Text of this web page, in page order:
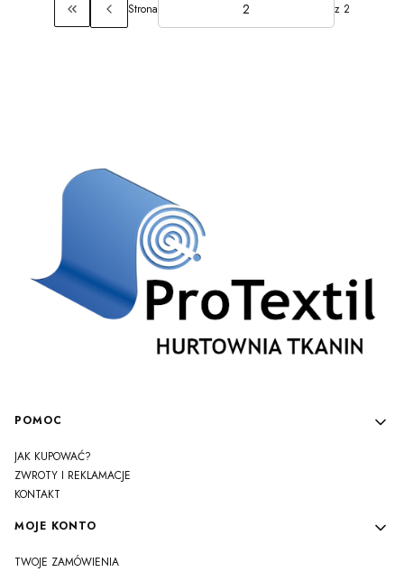
Wróć do pierwszej strony z produktami
Strona z 2
Linki w stopce
POMOC
JAK KUPOWAĆ?
ZWROTY I REKLAMACJE
KONTAKT
MOJE KONTO
TWOJE ZAMÓWIENIA